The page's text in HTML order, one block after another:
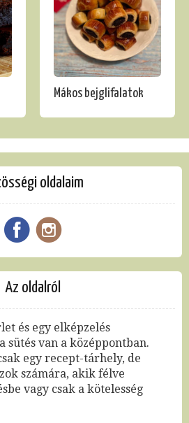
Mákos bejglifalatok
oldalaim
Az oldalról
és egy elképzelés
sütés van a középpontban.
egy recept-tárhely, de
számára, akik félve
vagy csak a kötelesség